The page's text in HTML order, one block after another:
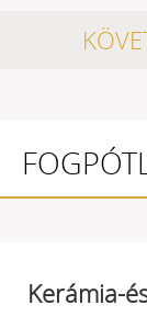
Kerámia-